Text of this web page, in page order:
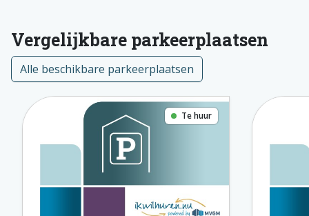
Vergelijkbare parkeerplaatsen
Alle beschikbare parkeerplaatsen
Te huur